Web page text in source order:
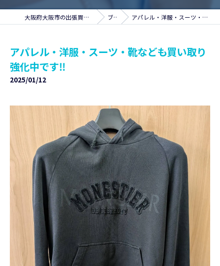
大阪府大阪市の出張買取ならSIARCH～シアーチ～ ブログ アパレル・洋服・スーツ・靴なども買い取り強化中です‼
アパレル・洋服・スーツ・靴なども買い取り
強化中です‼
2025/01/12